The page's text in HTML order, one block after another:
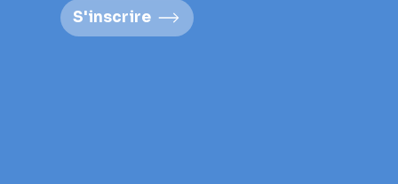
S'inscrire